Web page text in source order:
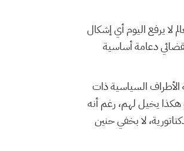
لا يرفع اليوم أي إشكال
دعامة أساسية
السياسية ذات
يخيل لهم، رغم أنه
لا بخفي حنين